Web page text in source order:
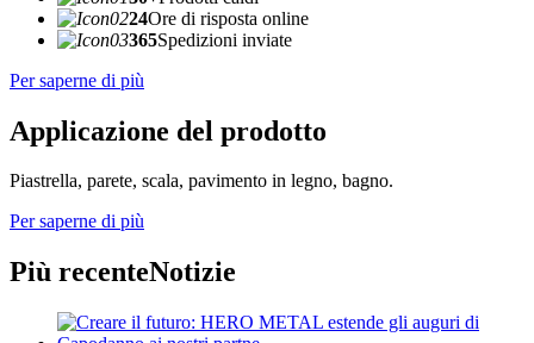
24Ore di risposta online
365Spedizioni inviate
Per saperne di più
Applicazione del prodotto
Piastrella, parete, scala, pavimento in legno, bagno.
Per saperne di più
Più recenteNotizie